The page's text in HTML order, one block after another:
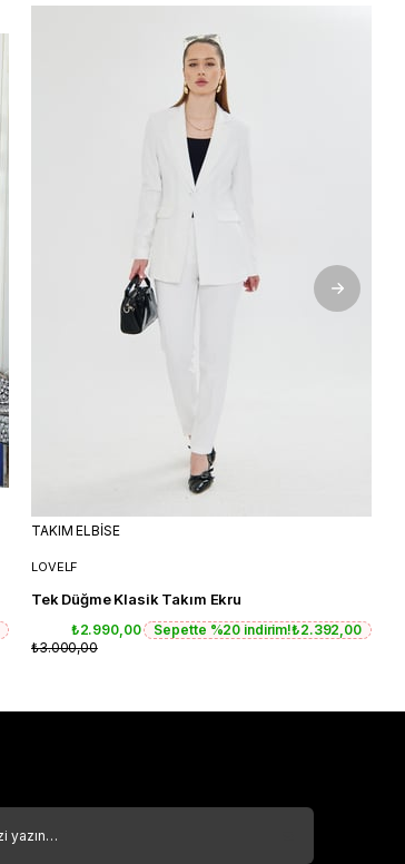
TAKIM ELBİSE
LOVELF
Tek Düğme Klasik Takım Ekru
₺2.990,00 Sepette %20 indirim!₺2.392,00
₺3.000,00